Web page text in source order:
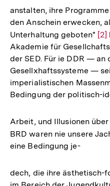
anstalten, ihre
den Anschein erwecken,
Unterhaltung geboten" Zur
der
[2]
Akademie für
der SED. Für ie DDR — an
Gesellxhaftssysteme —
imperialistischen
Bedingung der politisch-
Arbeit, und Illusionen
BRD waren nie unsere
eine Bedingung je-
dech, die ihre ästhetisch-